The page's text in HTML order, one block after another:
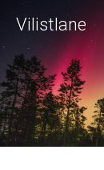
Vilistlane